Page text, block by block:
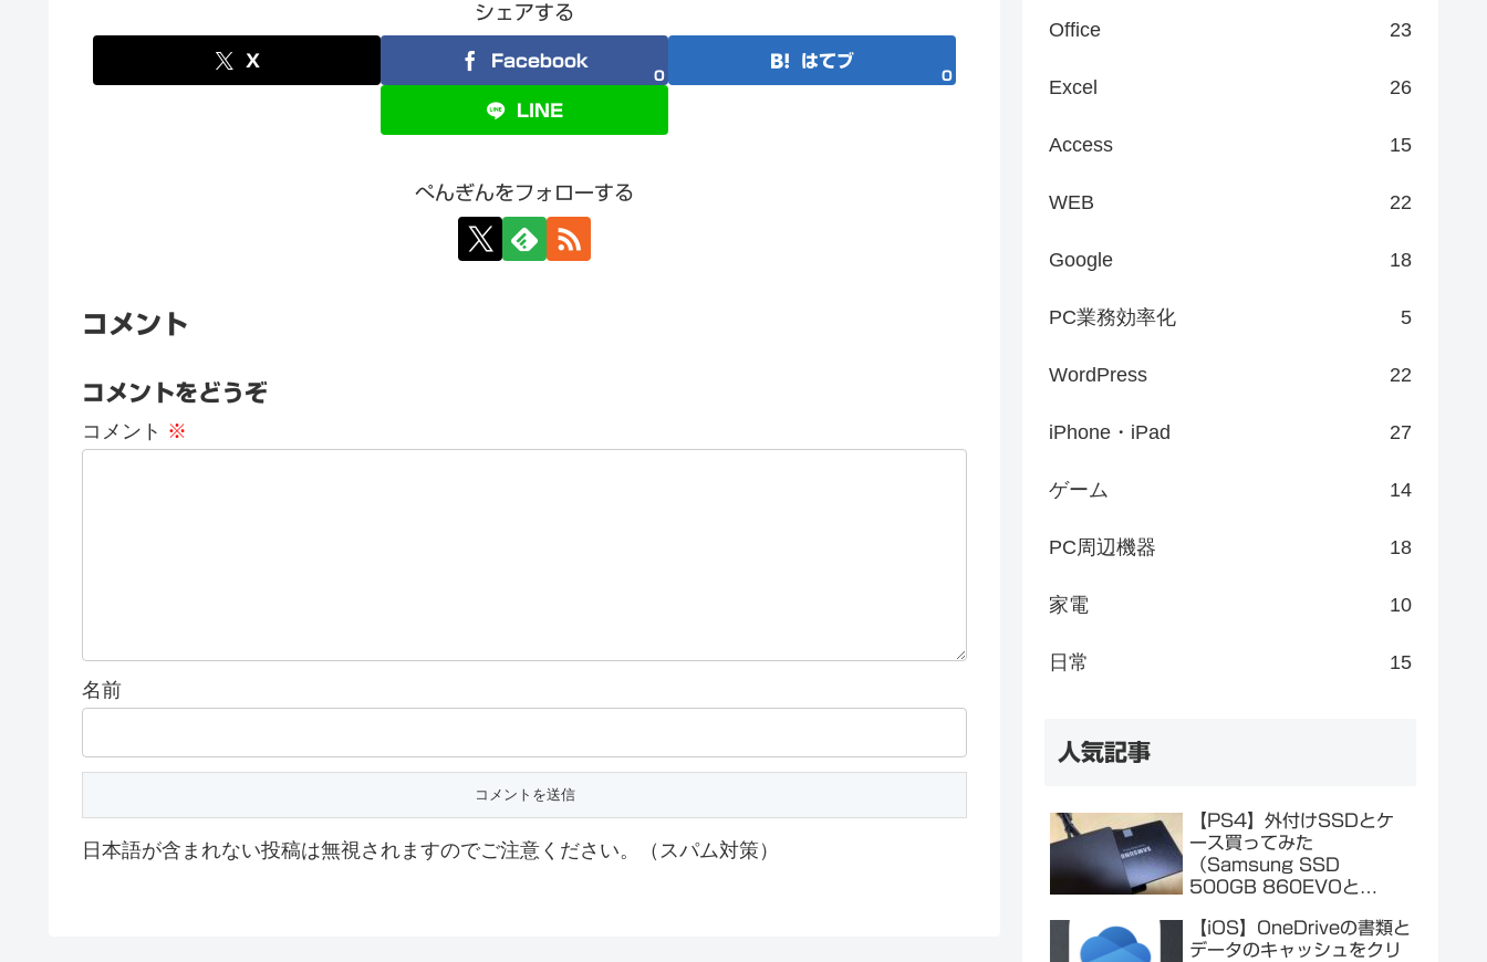
シェアする
X Facebook
0
はてブ
0
LINE
ぺんぎんをフォローする
コメント
コメントをどうぞ
コメント ※
名前
日本語が含まれない投稿は無視されますのでご注意ください。（スパム対策）
Office 23
Excel 26
Access 15
WEB 22
Google 18
PC業務効率化 5
WordPress 22
iPhone・iPad 27
ゲーム 14
PC周辺機器 18
家電 10
日常 15
人気記事
【PS4】外付けSSDとケ
ース買ってみた
（Samsung SSD
500GB 860EVOと
【iOS】OneDriveの書類と
データのキャッシュをクリ